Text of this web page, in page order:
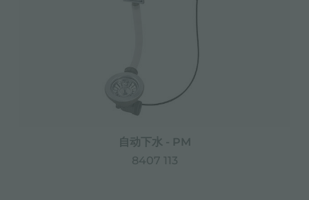
自动下水 - PM
8407 113